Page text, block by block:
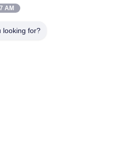
AM
looking for?